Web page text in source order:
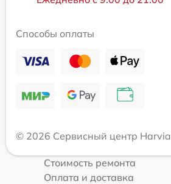
Способы оплаты
© 2026 Сервисный центр Harvia
Стоимость ремонта
Оплата и доставка